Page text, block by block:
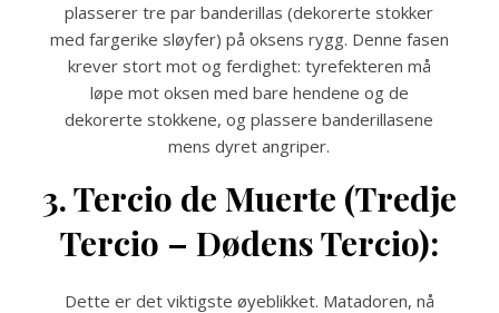
plasserer tre par banderillas (dekorerte stokker
med fargerike sløyfer) på oksens rygg. Denne fasen
krever stort mot og ferdighet: tyrefekteren må
løpe mot oksen med bare hendene og de
dekorerte stokkene, og plassere banderillasene
mens dyret angriper.
3. Tercio de Muerte (Tredje
Tercio – Dødens Tercio):
Dette er det viktigste øyeblikket. Matadoren, nå